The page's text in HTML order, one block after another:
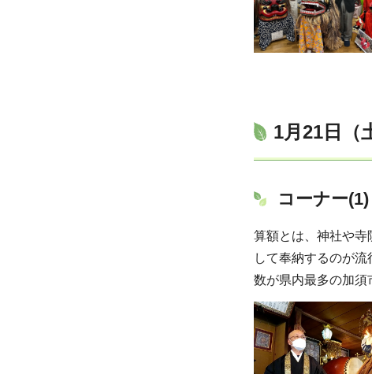
1月21日（
コーナー
算額とは、神社や寺
して奉納するのが
数が県内最多の加須